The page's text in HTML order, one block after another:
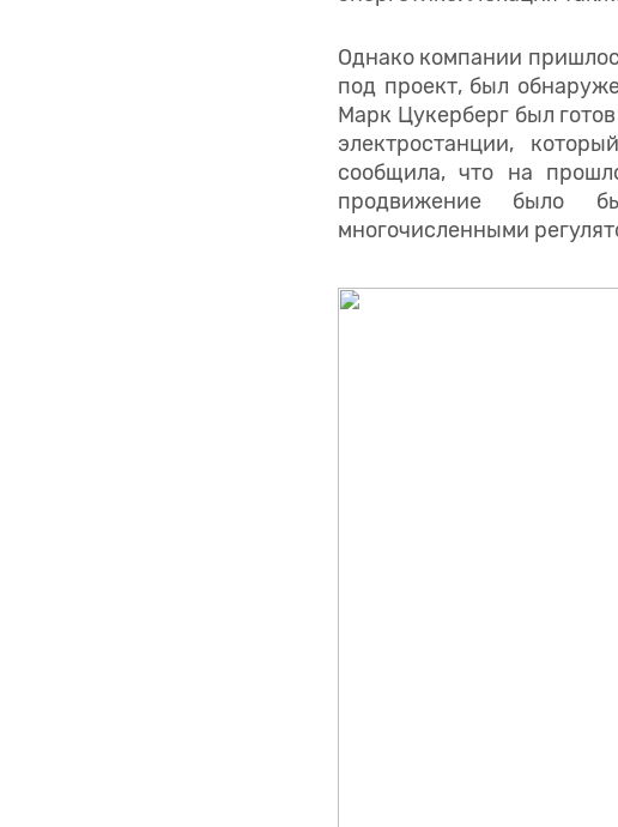
Однако компании
под проект, был
Марк Цукерберг был
электростанции,
сообщила, что на
продвижение было
многочисленными